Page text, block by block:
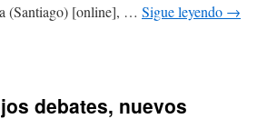
(Santiago) [online], … Sigue leyendo →
debates, nuevos